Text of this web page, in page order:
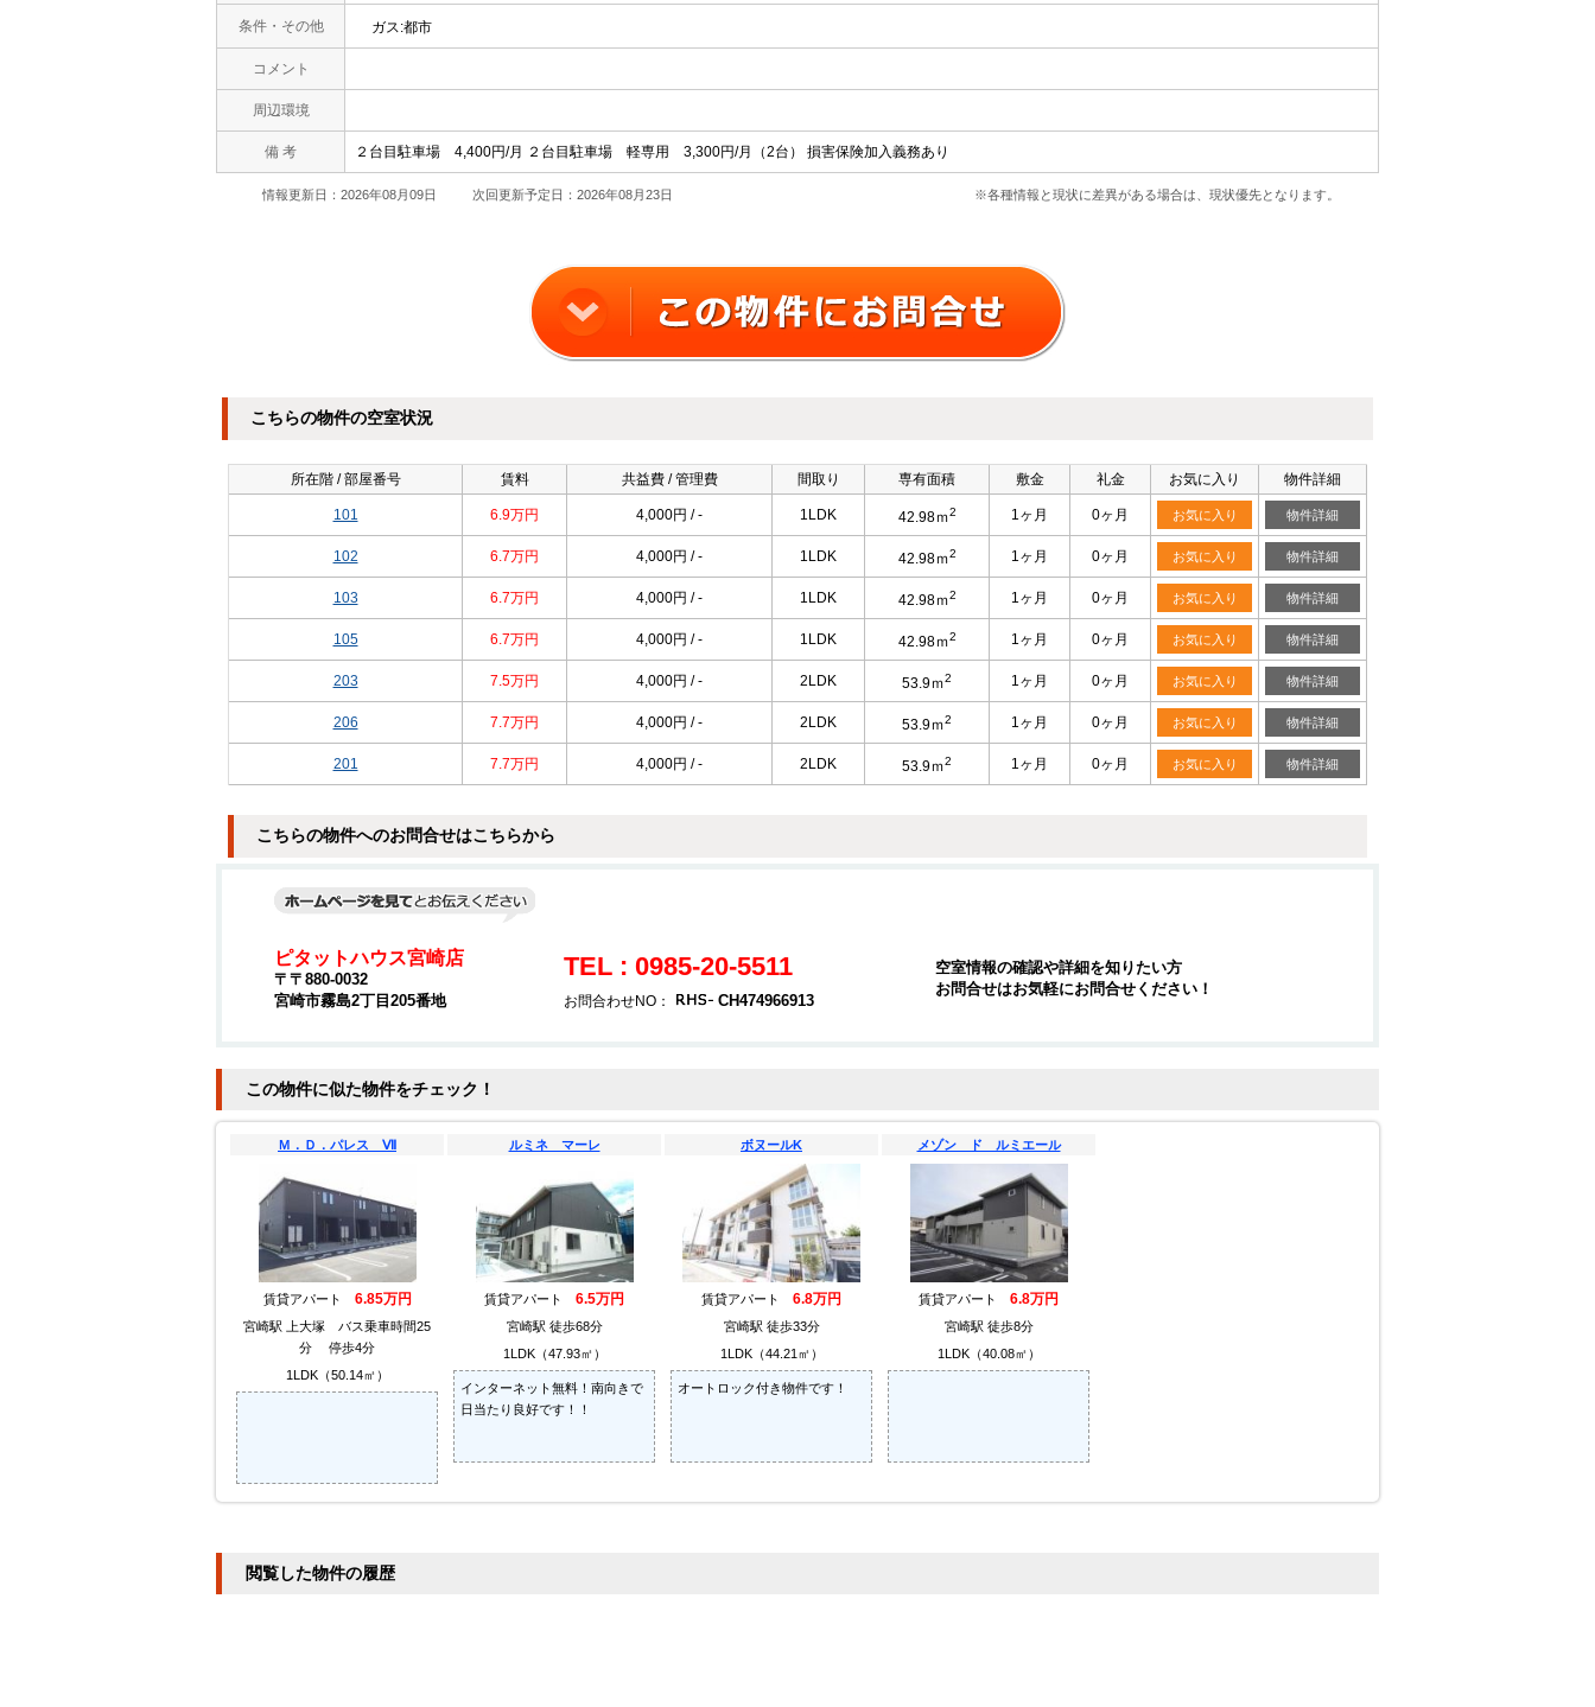
条件・その他 ガス:都市
コメント
周辺環境
備 考 ２台目駐車場 4,400円/月 ２台目駐車場 軽専用 3,300円/月（2台） 損害保険加入義務あり
情報更新日：2026年08月09日 次回更新予定日：2026年08月23日 ※各種情報と現状に差異がある場合は、現状優先となります。
こちらの物件の空室状況
所在階 / 部屋番号 賃料 共益費 / 管理費 間取り 専有面積 敷金 礼金 お気に入り 物件詳細
101 6.9万円 4,000円 / - 1LDK 42.98ｍ2 1ヶ月 0ヶ月 お気に入り 物件詳細
102 6.7万円 4,000円 / - 1LDK 42.98ｍ2 1ヶ月 0ヶ月 お気に入り 物件詳細
103 6.7万円 4,000円 / - 1LDK 42.98ｍ2 1ヶ月 0ヶ月 お気に入り 物件詳細
105 6.7万円 4,000円 / - 1LDK 42.98ｍ2 1ヶ月 0ヶ月 お気に入り 物件詳細
203 7.5万円 4,000円 / - 2LDK 53.9ｍ2 1ヶ月 0ヶ月 お気に入り 物件詳細
206 7.7万円 4,000円 / - 2LDK 53.9ｍ2 1ヶ月 0ヶ月 お気に入り 物件詳細
201 7.7万円 4,000円 / - 2LDK 53.9ｍ2 1ヶ月 0ヶ月 お気に入り 物件詳細
こちらの物件へのお問合せはこちらから
ピタットハウス宮崎店
〒〒880-0032
宮崎市霧島2丁目205番地
TEL : 0985-20-5511
お問合わせNO： CH474966913
空室情報の確認や詳細を知りたい方
お問合せはお気軽にお問合せください！
この物件に似た物件をチェック！
Ｍ．Ｄ．パレス Ⅶ
賃貸アパート 6.85万円
宮崎駅 上大塚 バス乗車時間25
分 停歩4分
1LDK（50.14㎡）
ルミネ マーレ
賃貸アパート 6.5万円
宮崎駅 徒歩68分
1LDK（47.93㎡）
インターネット無料！南向きで
日当たり良好です！！
ボヌールK
賃貸アパート 6.8万円
宮崎駅 徒歩33分
1LDK（44.21㎡）
オートロック付き物件です！
メゾン ド ルミエール
賃貸アパート 6.8万円
宮崎駅 徒歩8分
1LDK（40.08㎡）
閲覧した物件の履歴